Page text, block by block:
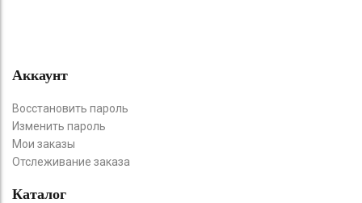
Аккаунт
Восстановить пароль
Изменить пароль
Мои заказы
Отслеживание заказа
Каталог